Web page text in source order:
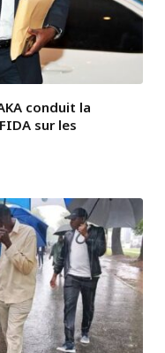
conduit la
sur les